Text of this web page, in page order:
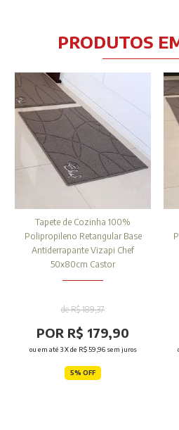
PRODUTOS
Tapete de Cozinha 100%
Polipropileno Retangular Base
Antiderrapante Vizapi Chef
50x80cm Castor
de R$ 189,37
POR R$ 179,90
ou em até 3X de R$ 59,96sem juros
5% OFF